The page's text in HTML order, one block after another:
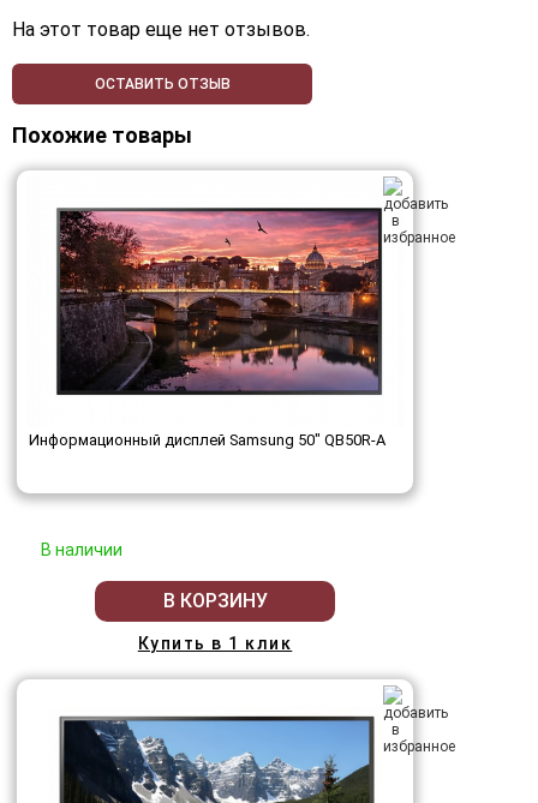
На этот товар еще нет отзывов.
ОСТАВИТЬ ОТЗЫВ
Похожие товары
Информационный дисплей Samsung 50" QB50R-A
В наличии
В КОРЗИНУ
Купить в 1 клик